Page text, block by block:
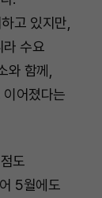
고 있지만,
라 수요
와 함께,
어졌다는
도
5월에도